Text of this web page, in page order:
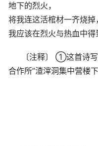
地下的烈火，
将我连这活棺材一齐烧掉，
我应该在烈火与热血中得
〔注释〕 ①这首诗
合作所”渣滓洞集中营楼